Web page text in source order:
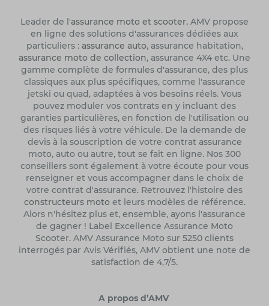
Leader de l'assurance moto et scooter, AMV propose
en ligne des solutions d'assurances dédiées aux
particuliers : assurance auto, assurance habitation,
assurance moto de collection, assurance 4X4 etc. Une
gamme complète de formules d'assurance, des plus
classiques aux plus spécifiques, comme l'assurance
jetski ou quad, adaptées à vos besoins réels. Vous
pouvez moduler vos contrats en y incluant des
garanties particulières, en fonction de l'utilisation ou
des risques liés à votre véhicule. De la demande de
devis à la souscription de votre contrat assurance
moto, auto ou autre, tout se fait en ligne. Nos 300
conseillers sont également à votre écoute pour vous
renseigner et vous accompagner dans le choix de
votre contrat d'assurance. Retrouvez l'histoire des
constructeurs motoet leurs modèles de référence.
Alors n'hésitez plus et, ensemble, ayons l'assurance
de gagner ! Label Excellence Assurance Moto
Scooter. AMV Assurance Moto sur 5250 clients
interrogés par Avis Vérifiés, AMV obtient une note de
satisfaction de 4,7/5.
A propos d’AMV